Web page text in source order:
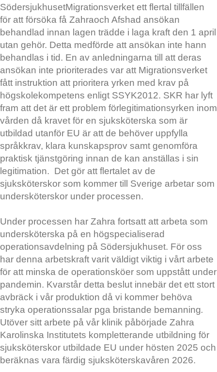
SödersjukhusetMigrationsverket ett flertal tillfällen
för att försöka få Zahraoch Afshad ansökan
behandlad innan lagen trädde i laga kraft den 1 april
utan gehör. Detta medförde att ansökan inte hann
behandlas i tid. En av anledningarna till att deras
ansökan inte prioriterades var att Migrationsverket
fått instruktion att prioritera yrken med krav på
högskolekompetens enligt SSYK2012. SKR har lyft
fram att det är ett problem förlegitimationsyrken inom
vården då kravet för en sjuksköterska som är
utbildad utanför EU är att de behöver uppfylla
språkkrav, klara kunskapsprov samt genomföra
praktisk tjänstgöring innan de kan anställas i sin
legitimation. Det gör att flertalet av de
sjuksköterskor som kommer till Sverige arbetar som
undersköterskor under processen.
Under processen har Zahra fortsatt att arbeta som
undersköterska på en högspecialiserad
operationsavdelning på Södersjukhuset. För oss
har denna arbetskraft varit väldigt viktig i vårt arbete
för att minska de operationsköer som uppstått under
pandemin. Kvarstår detta beslut innebär det ett stort
avbräck i vår produktion då vi kommer behöva
stryka operationssalar pga bristande bemanning.
Utöver sitt arbete på vår klinik påbörjade Zahra
Karolinska Institutets kompletterande utbildning för
sjuksköterskor utbildade EU under hösten 2025 och
beräknas vara färdig sjuksköterskavåren 2026.